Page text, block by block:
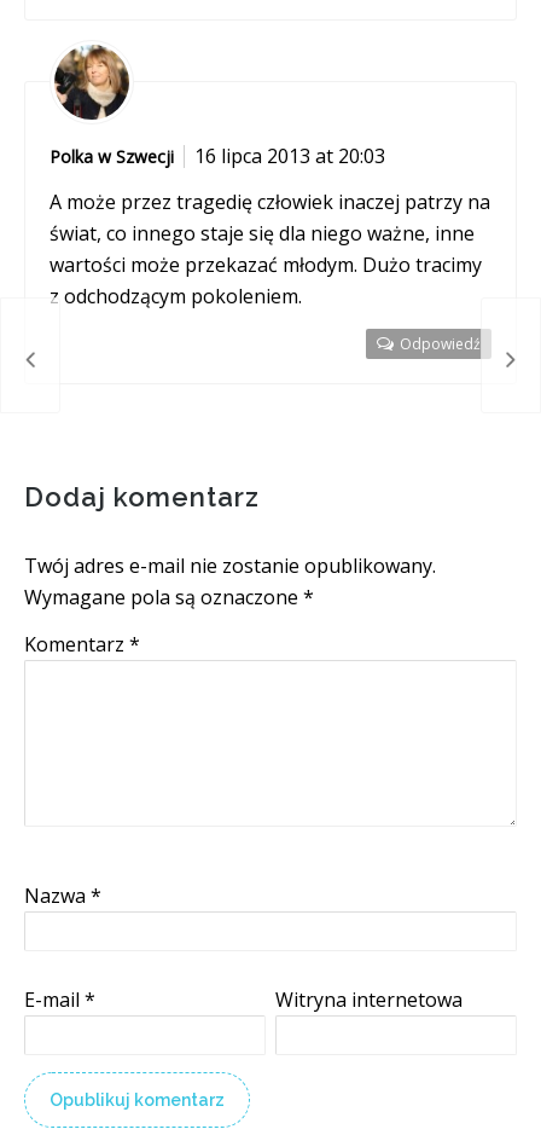
Polka w Szwecji
16 lipca 2013 at 20:03
A może przez tragedię człowiek inaczej patrzy na
świat, co innego staje się dla niego ważne, inne
wartości może przekazać młodym. Dużo tracimy
z odchodzącym pokoleniem.
Odpowiedź
Dodaj komentarz
Twój adres e-mail nie zostanie opublikowany.
Wymagane pola są oznaczone *
Komentarz *
Nazwa *
E-mail * Witryna internetowa